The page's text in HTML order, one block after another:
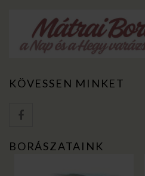
KÖVESSEN MINKET
BORÁSZATAINK